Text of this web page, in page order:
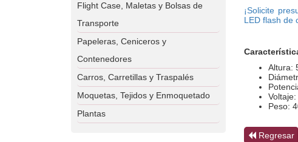
Flight Case, Maletas y Bolsas de
Transporte
Papeleras, Ceniceros y
Contenedores
Carros, Carretillas y Traspalés
Moquetas, Tejidos y Enmoquetado
Plantas
¡Solicite
LED flash de
Altura:
Peso:
Regresar